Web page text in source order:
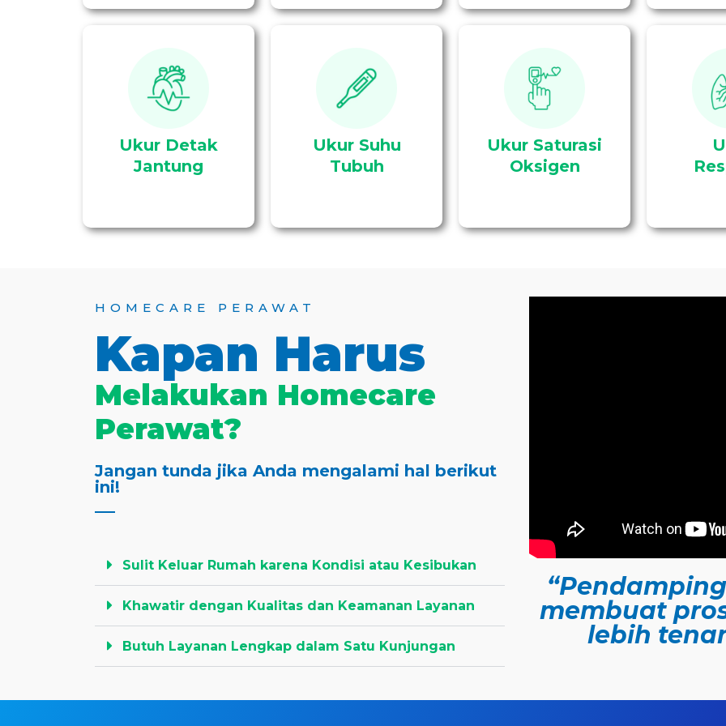
Ukur Detak
Jantung
Tindakan mengukur
Ukur Suhu
Tubuh
Tindakan mengukur suhu
Ukur Saturasi
Oksigen
Mengecek saturasi
HOMECARE PERAWAT
Kapan Harus
Melakukan Homecare
Perawat?
Jangan tunda jika Anda mengalami hal berikut
ini!
Sulit Keluar Rumah karena Kondisi atau Kesibukan
Khawatir dengan Kualitas dan Keamanan Layanan
Butuh Layanan Lengkap dalam Satu Kunjungan
membuat
lebih